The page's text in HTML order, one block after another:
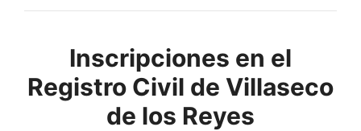
Inscripciones en el
Registro Civil de Villaseco
de los Reyes